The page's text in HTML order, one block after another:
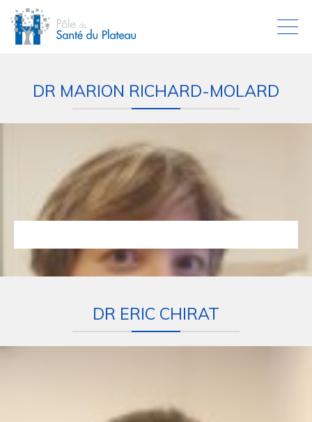
DR MARION RICHARD-MOLARD
DR ERIC CHIRAT